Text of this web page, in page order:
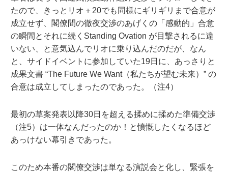
たので、きっとリオ＋20でも同様にギリギリまで合意が
成立せず、閣僚間の徹夜交渉のあげくの「感動的」合意
の瞬間とそれに続くStanding Ovation が目撃されるに違
いない、と意気込んでリオに乗り込んだのだが、なん
と、サイドイベントに参加していた19日に、あっさりと
成果文書 “The Future We Want（私たちが望む未来）” の
合意は成立してしまったのであった。（注4）
最初の草案発表以降30日を超える揉めに揉めた準備交渉
（注5）は一体なんだったのか！と憤慨したくなるほど
あっけない幕引きであった。
このため本番の閣僚交渉は単なる演説会と化し、緊張を